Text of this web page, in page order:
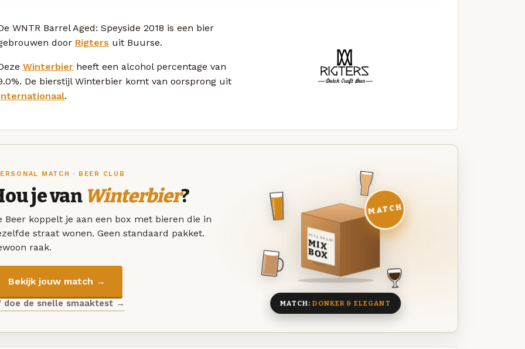
WNTR Barrel Aged: Speyside 2018 is een bier
door Rigters uit Buurse.
Winterbier heeft een alcohol percentage van
De bierstijl Winterbier komt van oorsprong uit
.
MATCH · BEER CLUB
je van Winterbier?
Beer koppelt je aan een box met bieren die in
straat wonen. Geen standaard pakket.
raak.
Bekijk jouw match →
doe de snelle smaaktest →
DEZE MAAND
MIX
BOX
8 BIEREN
MATCH
MATCH:DONKER & ELEGANT